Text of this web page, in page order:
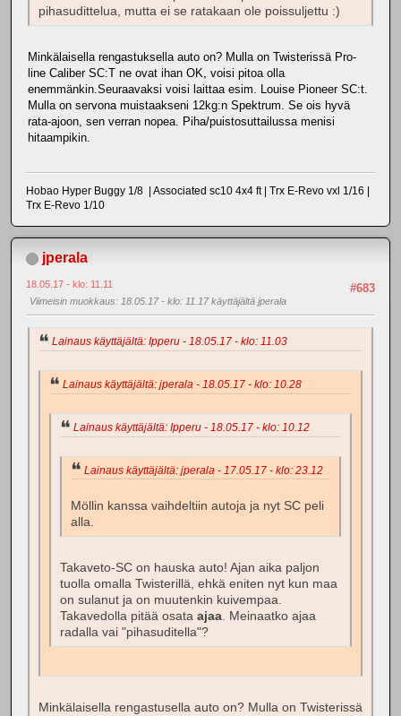
pihasudittelua, mutta ei se ratakaan ole poissuljettu :)
Minkälaisella rengastuksella auto on? Mulla on Twisterissä Pro-
line Caliber SC:T ne ovat ihan OK, voisi pitoa olla
enemmänkin.Seuraavaksi voisi laittaa esim. Louise Pioneer SC:t.
Mulla on servona muistaakseni 12kg:n Spektrum. Se ois hyvä
rata-ajoon, sen verran nopea. Piha/puistosuttailussa menisi
hitaampikin.
Hobao Hyper Buggy 1/8 | Associated sc10 4x4 ft | Trx E-Revo vxl 1/16 |
Trx E-Revo 1/10
jperala
#683
18.05.17 - klo: 11.11
Viimeisin muokkaus: 18.05.17 - klo: 11.17 käyttäjältä jperala
Lainaus käyttäjältä: Ipperu - 18.05.17 - klo: 11.03
Lainaus käyttäjältä: jperala - 18.05.17 - klo: 10.28
Lainaus käyttäjältä: Ipperu - 18.05.17 - klo: 10.12
Lainaus käyttäjältä: jperala - 17.05.17 - klo: 23.12
Möllin kanssa vaihdeltiin autoja ja nyt SC peli
alla.
Takaveto-SC on hauska auto! Ajan aika paljon
tuolla omalla Twisterillä, ehkä eniten nyt kun maa
on sulanut ja on muutenkin kuivempaa.
Takavedolla pitää osata ajaa. Meinaatko ajaa
radalla vai "pihasuditella"?
Minkälaisella rengastusella auto on? Mulla on Twisterissä